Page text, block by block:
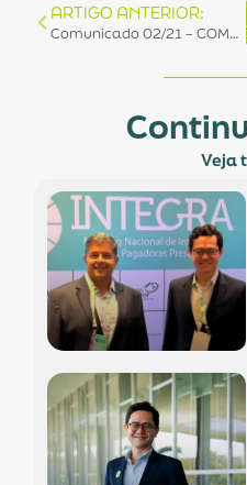
ARTIGO ANTERIOR:
Comunicado 02/21 – COMUNICADO CONJUNTO ABRAIDI / ABIMED / ABIMO: Esclarecimentos sobre as novas regras dos Convênios 01/99 e 126/2010 no Estado de SP
Veja